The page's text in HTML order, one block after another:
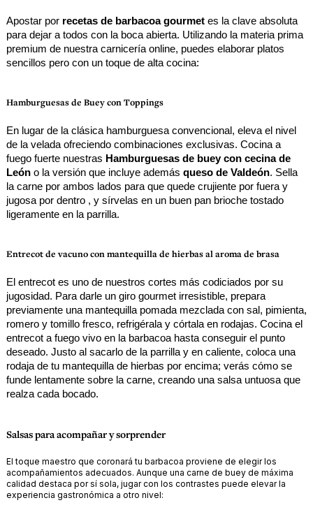
Apostar por recetas de barbacoa gourmet es la clave absoluta
para dejar a todos con la boca abierta. Utilizando la materia prima
premium de nuestra carnicería online, puedes elaborar platos
sencillos pero con un toque de alta cocina:
Hamburguesas de Buey con Toppings
En lugar de la clásica hamburguesa convencional, eleva el nivel
de la velada ofreciendo combinaciones exclusivas. Cocina a
fuego fuerte nuestras Hamburguesas de buey con cecina de
León o la versión que incluye además queso de Valdeón. Sella
la carne por ambos lados para que quede crujiente por fuera y
jugosa por dentro , y sírvelas en un buen pan brioche tostado
ligeramente en la parrilla.
Entrecot de vacuno con mantequilla de hierbas al aroma de brasa
El entrecot es uno de nuestros cortes más codiciados por su
jugosidad. Para darle un giro gourmet irresistible, prepara
previamente una mantequilla pomada mezclada con sal, pimienta,
romero y tomillo fresco, refrigérala y córtala en rodajas. Cocina el
entrecot a fuego vivo en la barbacoa hasta conseguir el punto
deseado. Justo al sacarlo de la parrilla y en caliente, coloca una
rodaja de tu mantequilla de hierbas por encima; verás cómo se
funde lentamente sobre la carne, creando una salsa untuosa que
realza cada bocado.
Salsas para acompañar y sorprender
El toque maestro que coronará tu barbacoa proviene de elegir los
acompañamientos adecuados. Aunque una carne de buey de máxima
calidad destaca por sí sola, jugar con los contrastes puede elevar la
experiencia gastronómica a otro nivel: